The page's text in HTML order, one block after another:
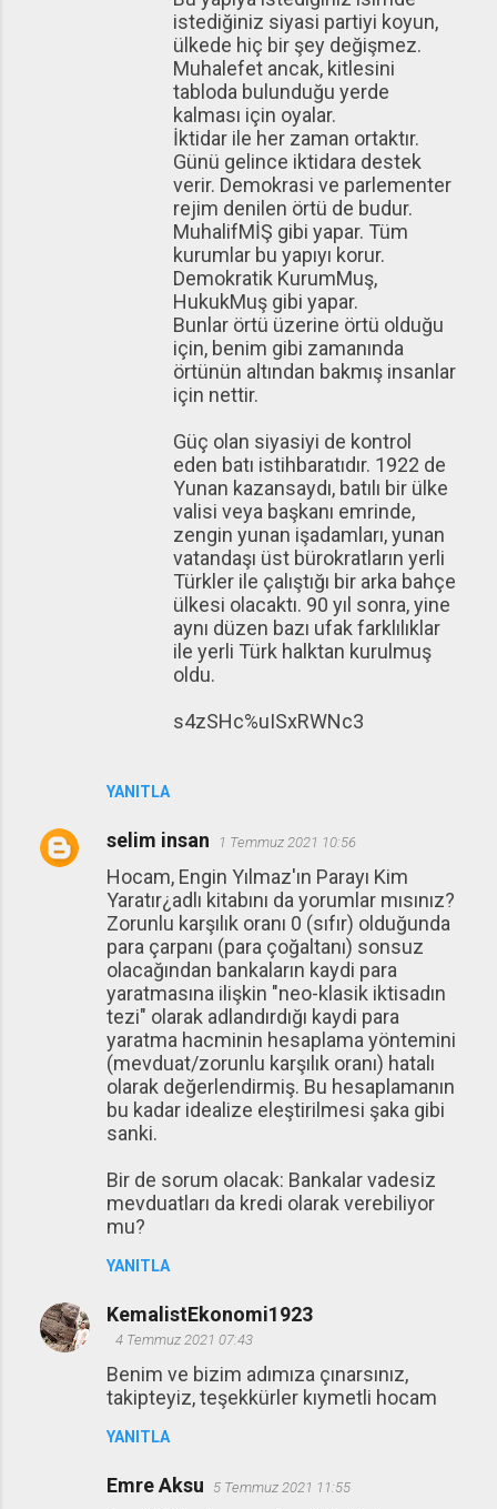
YANITLA
istediğiniz siyasi partiyi koyun,
ülkede hiç bir şey değişmez.
Muhalefet ancak, kitlesini
tabloda bulunduğu yerde
kalması için oyalar.
İktidar ile her zaman ortaktır.
Günü gelince iktidara destek
verir. Demokrasi ve parlementer
rejim denilen örtü de budur.
MuhalifMİŞ gibi yapar. Tüm
kurumlar bu yapıyı korur.
Demokratik KurumMuş,
HukukMuş gibi yapar.
Bunlar örtü üzerine örtü olduğu
için, benim gibi zamanında
örtünün altından bakmış insanlar
için nettir.
Güç olan siyasiyi de kontrol
eden batı istihbaratıdır. 1922 de
Yunan kazansaydı, batılı bir ülke
valisi veya başkanı emrinde,
zengin yunan işadamları, yunan
vatandaşı üst bürokratların yerli
Türkler ile çalıştığı bir arka bahçe
ülkesi olacaktı. 90 yıl sonra, yine
aynı düzen bazı ufak farklılıklar
ile yerli Türk halktan kurulmuş
oldu.
s4zSHc%uISxRWNc3
selim insan 1 Temmuz 2021 10:56
Hocam, Engin Yılmaz'ın Parayı Kim
Yaratır¿adlı kitabını da yorumlar mısınız?
Zorunlu karşılık oranı 0 (sıfır) olduğunda
para çarpanı (para çoğaltanı) sonsuz
olacağından bankaların kaydi para
yaratmasına ilişkin "neo-klasik iktisadın
tezi" olarak adlandırdığı kaydi para
yaratma hacminin hesaplama yöntemini
(mevduat/zorunlu karşılık oranı) hatalı
olarak değerlendirmiş. Bu hesaplamanın
bu kadar idealize eleştirilmesi şaka gibi
sanki.
Bir de sorum olacak: Bankalar vadesiz
mevduatları da kredi olarak verebiliyor
mu?
YANITLA
KemalistEkonomi1923
4 Temmuz 2021 07:43
Benim ve bizim adımıza çınarsınız,
takipteyiz, teşekkürler kıymetli hocam
YANITLA
Emre Aksu 5 Temmuz 2021 11:55